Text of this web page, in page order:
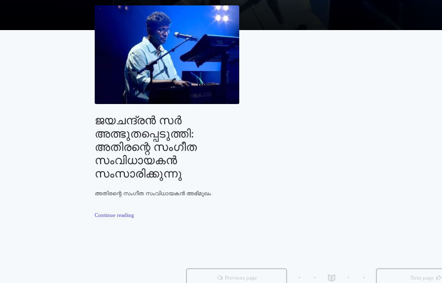
ജയചന്ദ്രന്‍ സര്‍
അത്ഭുതപ്പെടുത്തി:
അതിരന്റെ സംഗീത
സംവിധായകന്‍
സംസാരിക്കുന്നു
അതിരന്റെ സംഗീത സംവിധായകന്‍ അഭിമുഖം
Continue reading
Previous page Next page